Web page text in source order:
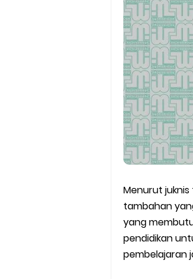
Cara Tarik
Cara
KMA No.
Kalender
Juknis,
Libur Akhir
Menurut juknis
tambahan
yang
pendidikan
pembelajaran